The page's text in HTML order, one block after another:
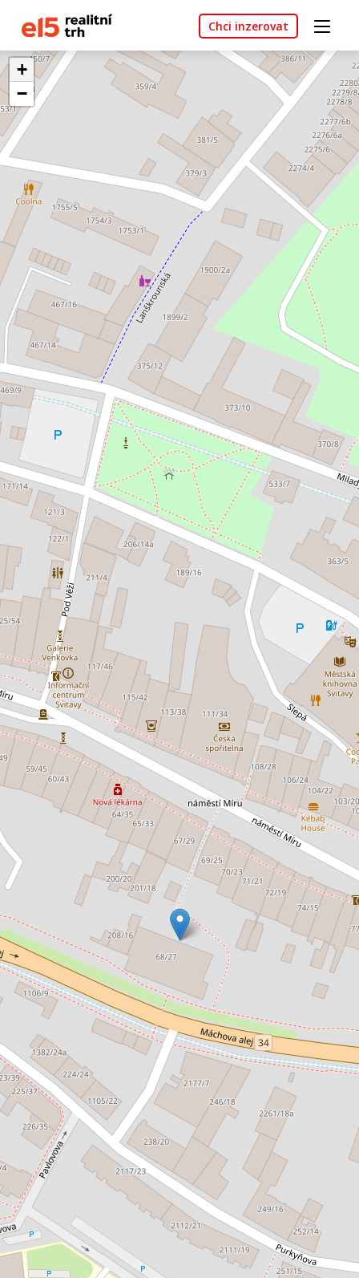
Chci inzerovat
+
−